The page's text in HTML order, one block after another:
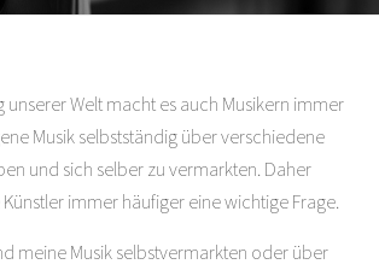
unserer Welt macht es auch Musikern immer
Musik selbstständig über verschiedene
und sich selber zu vermarkten. Daher
Künstler immer häufiger eine wichtige Frage.
meine Musik selbstvermarkten oder über